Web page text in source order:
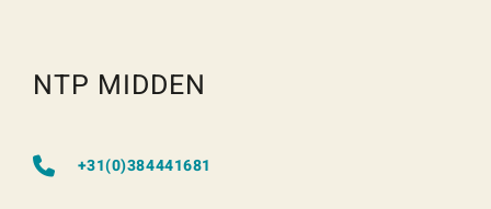
NTP MIDDEN
+31(0)384441681